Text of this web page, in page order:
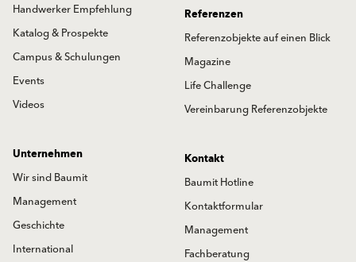
Handwerker Empfehlung
Katalog & Prospekte
Campus & Schulungen
Events
Videos
Referenzen
Referenzobjekte auf einen Blick
Magazine
Life Challenge
Vereinbarung Referenzobjekte
Unternehmen
Wir sind Baumit
Management
Geschichte
International
Kontakt
Baumit Hotline
Kontaktformular
Management
Fachberatung